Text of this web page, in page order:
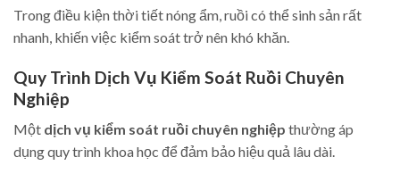
Trong điều kiện thời tiết nóng ẩm, ruồi có thể sinh sản rất
nhanh, khiến việc kiểm soát trở nên khó khăn.
Quy Trình Dịch Vụ Kiểm Soát Ruồi Chuyên
Nghiệp
Một dịch vụ kiểm soát ruồi chuyên nghiệp thường áp
dụng quy trình khoa học để đảm bảo hiệu quả lâu dài.